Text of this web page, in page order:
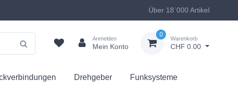
Über 18`000 Artikel
Anmelden
Mein Konto
0
Warenkorb
CHF 0.00
Drehgeber Funksysteme